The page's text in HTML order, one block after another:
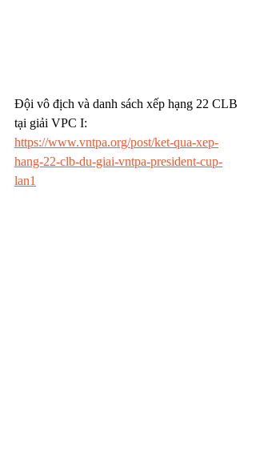
Đội vô địch và danh sách xếp hạng 22 CLB
tại giải VPC I:
https://www.vntpa.org/post/ket-qua-xep-
hang-22-clb-du-giai-vntpa-president-cup-
lan1